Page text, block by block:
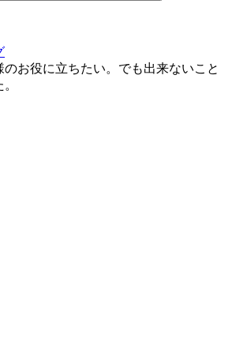
お役に立ちたい。でも出来ないこと